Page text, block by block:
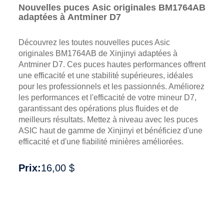
Nouvelles puces Asic originales BM1764AB
adaptées à Antminer D7
Découvrez les toutes nouvelles puces Asic
originales BM1764AB de Xinjinyi adaptées à
Antminer D7. Ces puces hautes performances offrent
une efficacité et une stabilité supérieures, idéales
pour les professionnels et les passionnés. Améliorez
les performances et l'efficacité de votre mineur D7,
garantissant des opérations plus fluides et de
meilleurs résultats. Mettez à niveau avec les puces
ASIC haut de gamme de Xinjinyi et bénéficiez d'une
efficacité et d'une fiabilité minières améliorées.
Prix:16,00 $